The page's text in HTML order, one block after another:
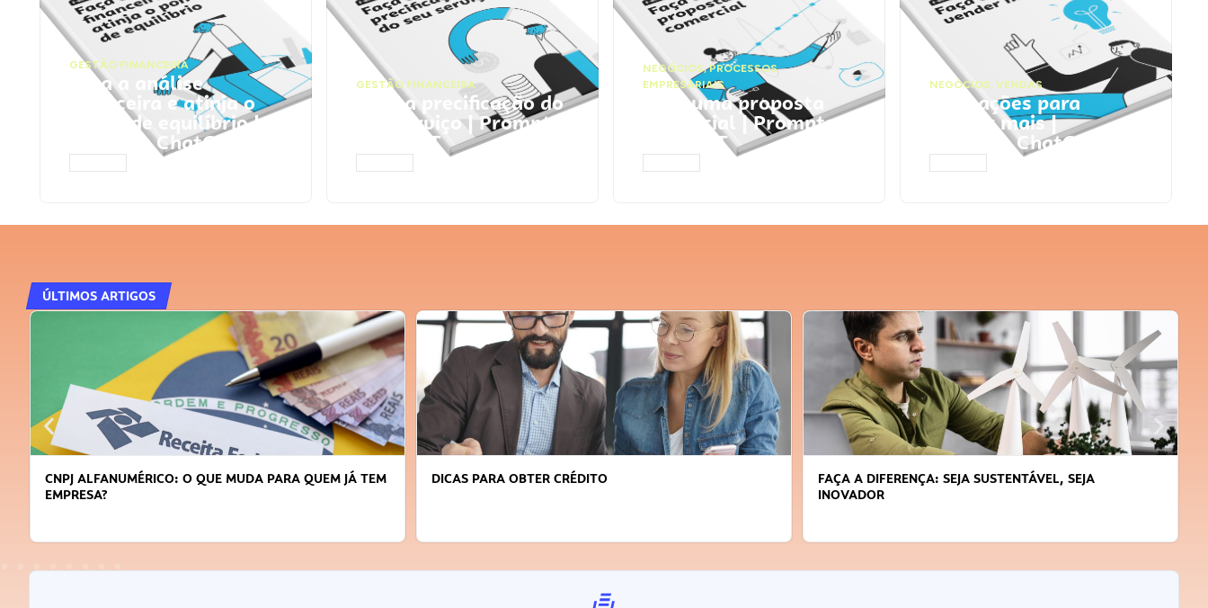
GESTÃO FINANCEIRA
Faça a análise
financeira e atinja o
ponto de equilíbrio |
Prompts ChatGPT
GESTÃO FINANCEIRA
Faça a precificação do
seu serviço | Prompts
ChatGPT
NEGÓCIOS,PROCESSOS
EMPRESARIAIS
Faça uma proposta
comercial | Prompts
ChatGPT
NEGÓCIOS, VENDAS
Faça ações para
vender mais |
Prompts ChatGPT
ÚLTIMOS ARTIGOS
CNPJ ALFANUMÉRICO: O QUE MUDA PARA QUEM JÁ TEM
EMPRESA?
DICAS PARA OBTER CRÉDITO
FAÇA A DIFERENÇA: SEJA SUSTENTÁVEL, SEJA
INOVADOR